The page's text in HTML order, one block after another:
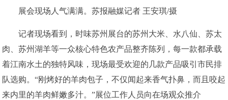
展会现场人气满满。苏报融媒记者 王安琪/摄
记者现场看到，时味苏州展台的苏州大米、水八仙、苏太
肉、苏州湖羊等一众核心特色农产品整齐陈列，每一款都承载
着江南水土的独特风味，现场最受欢迎的几款产品吸引市民排
队选购。“刚烤好的羊肉包子，不仅闻起来香气扑鼻，而且咬起
来内里的羊肉鲜嫩多汁。”展位工作人员向在场观众推介